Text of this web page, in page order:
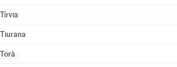
Tírvia
Tiurana
Torà